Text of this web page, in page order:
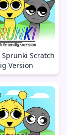
Scratch
Version